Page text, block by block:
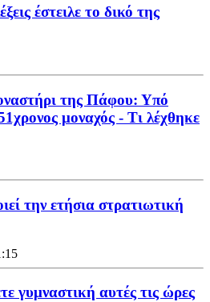
έστειλε το δικό της
της Πάφου: Υπό
μοναχός - Τι λέχθηκε
την ετήσια στρατιωτική
γυμναστική αυτές τις ώρες